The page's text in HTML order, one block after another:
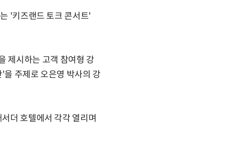
'키즈랜드 토크 콘서트'
제시하는 고객 참여형 강
을 주제로 오은영 박사의 강
더 호텔에서 각각 열리며